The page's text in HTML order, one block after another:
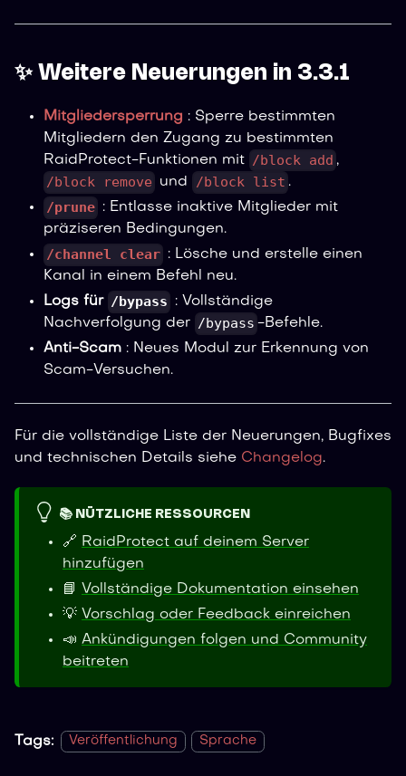
✨ Weitere Neuerungen in 3.3.1
Mitgliedersperrung : Sperre bestimmten
Mitgliedern den Zugang zu bestimmten
RaidProtect-Funktionen mit /block add ,
/block remove und /block list .
/prune : Entlasse inaktive Mitglieder mit
präziseren Bedingungen.
/channel clear : Lösche und erstelle einen
Kanal in einem Befehl neu.
Logs für /bypass
: Vollständige
Nachverfolgung der /bypass -Befehle.
Anti-Scam : Neues Modul zur Erkennung von
Scam-Versuchen.
Für die vollständige Liste der Neuerungen, Bugfixes
und technischen Details siehe Changelog.
📚 NÜTZLICHE RESSOURCEN
🔗 RaidProtect auf deinem Server
hinzufügen
📘 Vollständige Dokumentation einsehen
💡 Vorschlag oder Feedback einreichen
📣 Ankündigungen folgen und Community
beitreten
Tags: Veröffentlichung Sprache